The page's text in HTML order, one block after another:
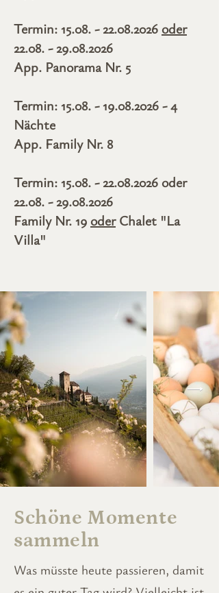
Termin:15.08. - 22.08.2026 oder
22.08. - 29.08.2026
App. Panorama Nr. 5
Termin:15.08. - 19.08.2026 - 4
Nächte​
App. Family Nr. 8
Termin:15.08. - 22.08.2026 oder
22.08. - 29.08.2026
Family Nr. 19 oderChalet "La
Villa"
Schöne Momente
sammeln
Was müsste heute passieren, damit